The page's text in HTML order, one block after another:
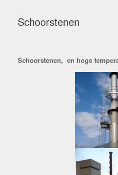
Schoorstenen
Schoorstenen, en hoge